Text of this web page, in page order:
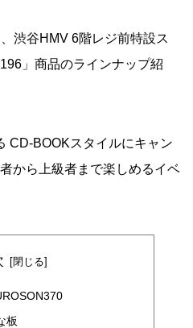
渋谷HMV 6階レジ前特設ス
」商品のラインナップ紹
CD-BOOKスタイルにキャン
から上級者まで楽しめるイベ
板